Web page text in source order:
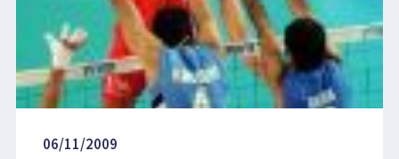
06/11/2009